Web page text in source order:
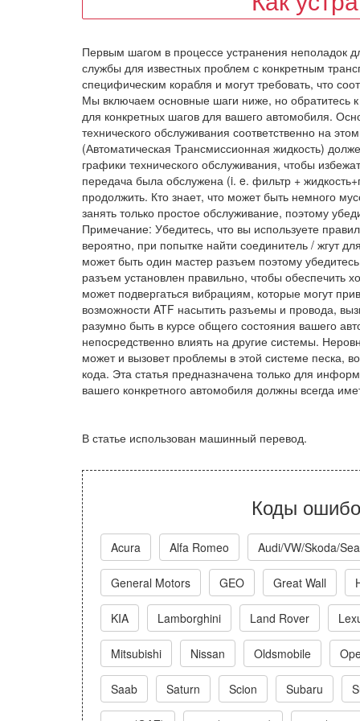
Первым шагом в процессе устранения неполадок
службы для известных проблем с конкретным
специфическим корабля и могут требовать, что
Мы включаем основные шаги ниже, но обратитесь
для конкретных шагов для вашего автомобиля.
технического обслуживания соответственно на
(Автоматическая Трансмиссионная жидкость)
графики технического обслуживания, чтобы
передача была обслужена (i. e. фильтр +
продолжить. Кто знает, что может быть немного
занять только простое обслуживание, поэтому
Примечание: Убедитесь, что вы используете
вероятно, при попытке найти соединитель / жгут
может быть один мастер разъем поэтому
разъем установлен правильно, чтобы обеспечить
может подвергаться вибрациям, которые могут
возможности ATF насытить разъемы и провода,
разумно быть в курсе общего состояния вашего
непосредственно влиять на другие системы.
может и вызовет проблемы в этой системе песка,
кода. Эта статья предназначена только для
вашего конкретного автомобиля должны всегда
В статье использован машинный перевод.
Коды
Acura Alfa Romeo Audi/VW/Skoda/
General Motors GEO Great Wall
KIA Lamborghini Land Rover
Mitsubishi Nissan Oldsmobile
Saab Saturn Scion Subaru